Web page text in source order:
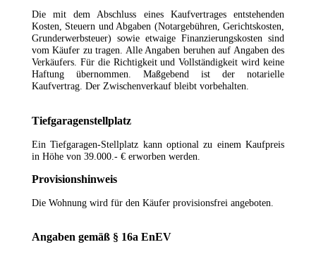
Die mit dem Abschluss eines Kaufvertrages entstehenden
Kosten, Steuern und Abgaben (Notargebühren, Gerichtskosten,
Grunderwerbsteuer) sowie etwaige Finanzierungskosten sind
vom Käufer zu tragen. Alle Angaben beruhen auf Angaben des
Verkäufers. Für die Richtigkeit und Vollständigkeit wird keine
Haftung übernommen. Maßgebend ist der notarielle
Kaufvertrag. Der Zwischenverkauf bleibt vorbehalten.
Tiefgaragenstellplatz
Ein Tiefgaragen-Stellplatz kann optional zu einem Kaufpreis
in Höhe von 39.000.-­ € erworben werden.
Provisionshinweis
Die Wohnung wird für den Käufer provisionsfrei angeboten.
Angaben gemäß § 16a EnEV